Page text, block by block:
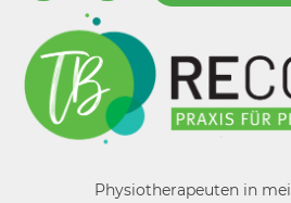
Physiotherapeuten in